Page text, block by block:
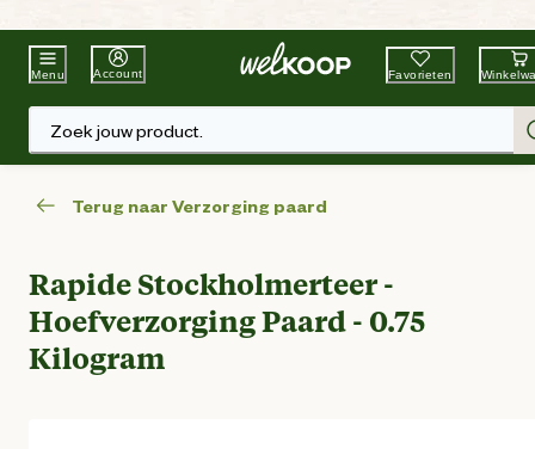
Beste WinkelketenTuin & Dier
Menu Account Favorieten
Zoek jouw product.
Terug naar Verzorging paard
Rapide Stockholmerteer -
Hoefverzorging Paard - 0.75
Kilogram